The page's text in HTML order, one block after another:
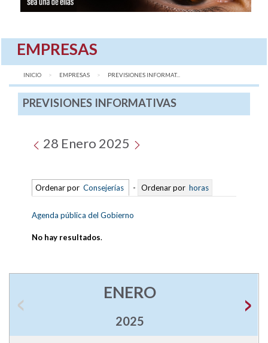
EMPRESAS
INICIO EMPRESAS AQUÍ:
PREVISIONES INFORMAT...
PREVISIONES INFORMATIVAS
28 Enero 2025
Ordenar por Consejerías - Ordenar por horas
Agenda pública del Gobierno
No hay resultados.
ENERO
2025